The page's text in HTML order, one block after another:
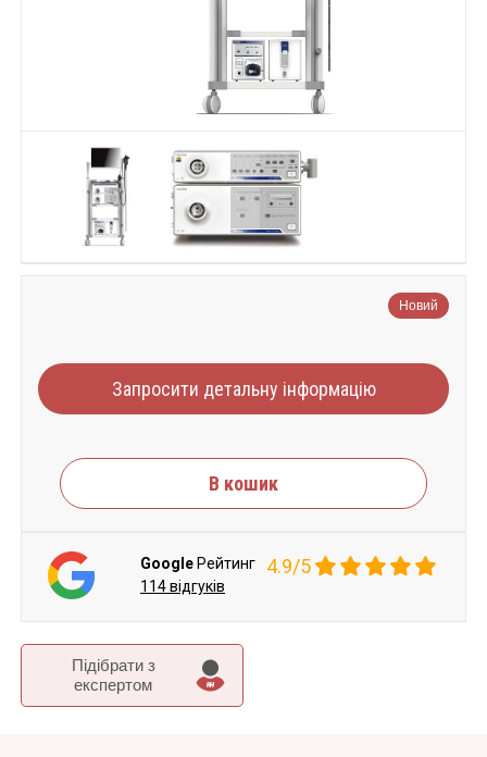
Підібрати з
експертом
Новий
Запросити детальну інформацію
В кошик
Google Рейтинг 4.9/5
114 відгуків